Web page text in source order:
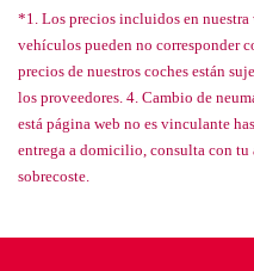
*1. Los precios incluidos en nuestra
vehículos pueden no corresponder
precios de nuestros coches están
los proveedores. 4. Cambio de
está página web no es vinculante
entrega a domicilio, consulta con
sobrecoste.